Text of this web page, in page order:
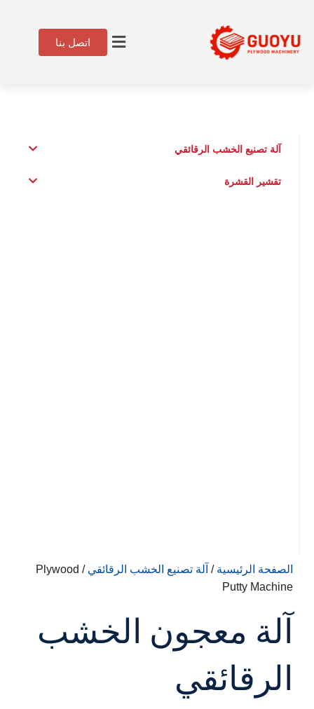
اتصل بنا
آلة تصنيع الخشب الرقائقي
تقشير القشرة
الصفحة الرئيسية / آلة تصنيع الخشب الرقائقي
/ Plywood
Putty Machine
آلة معجون الخشب
الرقائقي